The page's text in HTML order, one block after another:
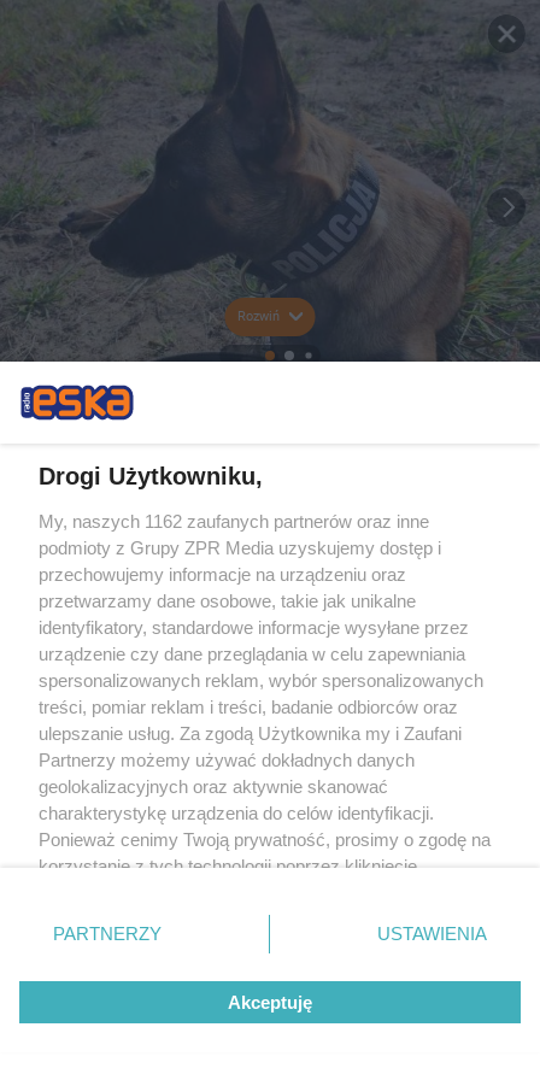
Rozwiń
Drogi Użytkowniku,
My, naszych 1162 zaufanych partnerów oraz inne
podmioty z Grupy ZPR Media uzyskujemy dostęp i
przechowujemy informacje na urządzeniu oraz
przetwarzamy dane osobowe, takie jak unikalne
identyfikatory, standardowe informacje wysyłane przez
urządzenie czy dane przeglądania w celu zapewniania
spersonalizowanych reklam, wybór spersonalizowanych
treści, pomiar reklam i treści, badanie odbiorców oraz
ulepszanie usług. Za zgodą Użytkownika my i Zaufani
Partnerzy możemy używać dokładnych danych
geolokalizacyjnych oraz aktywnie skanować
charakterystykę urządzenia do celów identyfikacji.
Ponieważ cenimy Twoją prywatność, prosimy o zgodę na
korzystanie z tych technologii poprzez kliknięcie
zmienić/wycofać klikając przycisk ustawień prywatności
znajdujący się w lewym dolnym rogu strony
rodzaje przetwarzania danych nie wymagają zgody
użytkownika, ale masz prawo sprzeciwić się takiemu
przetwarzaniu. Preferencje będą miały zastosowanie tylko
PARTNERZY USTAWIENIA
Akceptuję